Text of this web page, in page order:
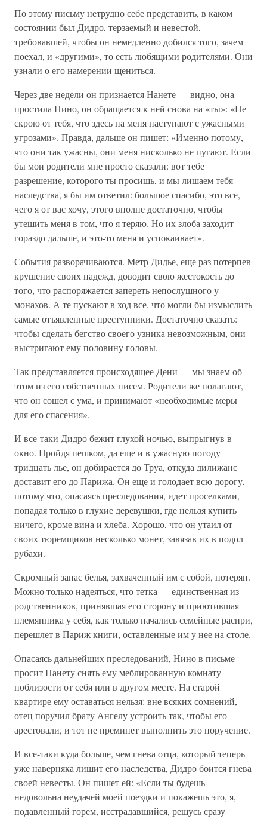
По этому письму нетрудно себе представить, в каком
состоянии был Дидро, терзаемый и невестой,
требовавшей, чтобы он немедленно добился того, зачем
поехал, и «другими», то есть любящими родителями. Они
узнали о его намерении щениться.
Через две недели он признается Нанете — видно, она
простила Нино, он обращается к ней снова на «ты»: «Не
скрою от тебя, что здесь на меня наступают с ужасными
угрозами». Правда, дальше он пишет: «Именно потому,
что они так ужасны, они меня нисколько не пугают. Если
бы мои родители мне просто сказали: вот тебе
разрешение, которого ты просишь, и мы лишаем тебя
наследства, я бы им ответил: большое спасибо, это все,
чего я от вас хочу, этого вполне достаточно, чтобы
утешить меня в том, что я теряю. Но их злоба заходит
гораздо дальше, и это-то меня и успокаивает».
События разворачиваются. Метр Дидье, еще раз потерпев
крушение своих надежд, доводит свою жестокость до
того, что распоряжается запереть непослушного у
монахов. А те пускают в ход все, что могли бы измыслить
самые отъявленные преступники. Достаточно сказать:
чтобы сделать бегство своего узника невозможным, они
выстригают ему половину головы.
Так представляется происходящее Дени — мы знаем об
этом из его собственных писем. Родители же полагают,
что он сошел с ума, и принимают «необходимые меры
для его спасения».
И все-таки Дидро бежит глухой ночью, выпрыгнув в
окно. Пройдя пешком, да еще и в ужасную погоду
тридцать лье, он добирается до Труа, откуда дилижанс
доставит его до Парижа. Он еще и голодает всю дорогу,
потому что, опасаясь преследования, идет проселками,
попадая только в глухие деревушки, где нельзя купить
ничего, кроме вина и хлеба. Хорошо, что он утаил от
своих тюремщиков несколько монет, завязав их в подол
рубахи.
Скромный запас белья, захваченный им с собой, потерян.
Можно только надеяться, что тетка — единственная из
родственников, принявшая его сторону и приютившая
племянника у себя, как только начались семейные распри,
перешлет в Париж книги, оставленные им у нее на столе.
Опасаясь дальнейших преследований, Нино в письме
просит Нанету снять ему меблированную комнату
поблизости от себя или в другом месте. На старой
квартире ему оставаться нельзя: вне всяких сомнений,
отец поручил брату Ангелу устроить так, чтобы его
арестовали, и тот не преминет выполнить это поручение.
И все-таки куда больше, чем гнева отца, который теперь
уже наверняка лишит его наследства, Дидро боится гнева
своей невесты. Он пишет ей: «Если ты будешь
недовольна неудачей моей поездки и покажешь это, я,
подавленный горем, исстрадавшийся, решусь сразу